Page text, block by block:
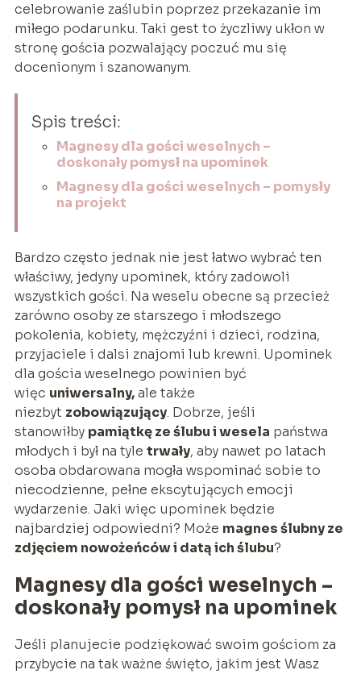
celebrowanie zaślubin poprzez przekazanie im
miłego podarunku. Taki gest to życzliwy ukłon w
stronę gościa pozwalający poczuć mu się
docenionym i szanowanym.
Spis treści:
Magnesy dla gości weselnych –
doskonały pomysł na upominek
Magnesy dla gości weselnych – pomysły
na projekt
Bardzo często jednak nie jest łatwo wybrać ten
właściwy, jedyny upominek, który zadowoli
wszystkich gości. Na weselu obecne są przecież
zarówno osoby ze starszego i młodszego
pokolenia, kobiety, mężczyźni i dzieci, rodzina,
przyjaciele i dalsi znajomi lub krewni. Upominek
dla gościa weselnego powinien być
więc uniwersalny,ale także
niezbyt zobowiązujący. Dobrze, jeśli
stanowiłby pamiątkę ze ślubu i wesela państwa
młodych i był na tyle trwały, aby nawet po latach
osoba obdarowana mogła wspominać sobie to
niecodzienne, pełne ekscytujących emocji
wydarzenie. Jaki więc upominek będzie
najbardziej odpowiedni? Może magnes ślubny ze
zdjęciem nowożeńców i datą ich ślubu?
Magnesy dla gości weselnych –
doskonały pomysł na upominek
Jeśli planujecie podziękować swoim gościom za
przybycie na tak ważne święto, jakim jest Wasz